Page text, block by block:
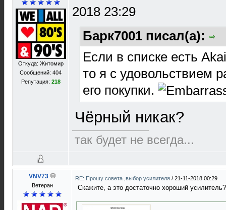
Откуда: Житомир
Сообщений: 404
Репутация: 218
2018 23:29
Барк7001 писал(а):
Если в списке есть
то я с удовольствием
его покупки.
Чёрный никак?
так будет не всегда...
VNV73
Ветеран
RE: Прошу совета ,выбор усилителя / 21-11-2018 00:29
Скажите, а это достаточно хороший усилитель?